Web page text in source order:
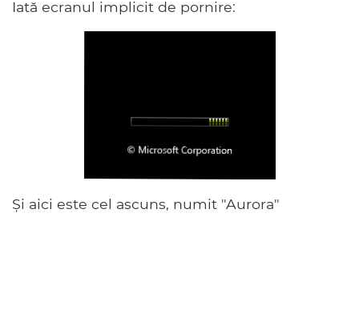
Iată ecranul implicit de pornire:
Și aici este cel ascuns, numit "Aurora"